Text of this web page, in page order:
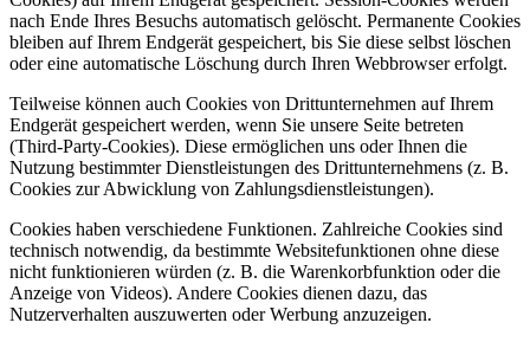
nach Ende Ihres Besuchs automatisch gelöscht. Permanente Cookies
bleiben auf Ihrem Endgerät gespeichert, bis Sie diese selbst löschen
oder eine automatische Löschung durch Ihren Webbrowser erfolgt.
Teilweise können auch Cookies von Drittunternehmen auf Ihrem
Endgerät gespeichert werden, wenn Sie unsere Seite betreten
(Third-Party-Cookies). Diese ermöglichen uns oder Ihnen die
Nutzung bestimmter Dienstleistungen des Drittunternehmens (z. B.
Cookies zur Abwicklung von Zahlungsdienstleistungen).
Cookies haben verschiedene Funktionen. Zahlreiche Cookies sind
technisch notwendig, da bestimmte Websitefunktionen ohne diese
nicht funktionieren würden (z. B. die Warenkorbfunktion oder die
Anzeige von Videos). Andere Cookies dienen dazu, das
Nutzerverhalten auszuwerten oder Werbung anzuzeigen.